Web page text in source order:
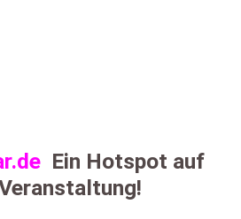
Ein Hotspot auf